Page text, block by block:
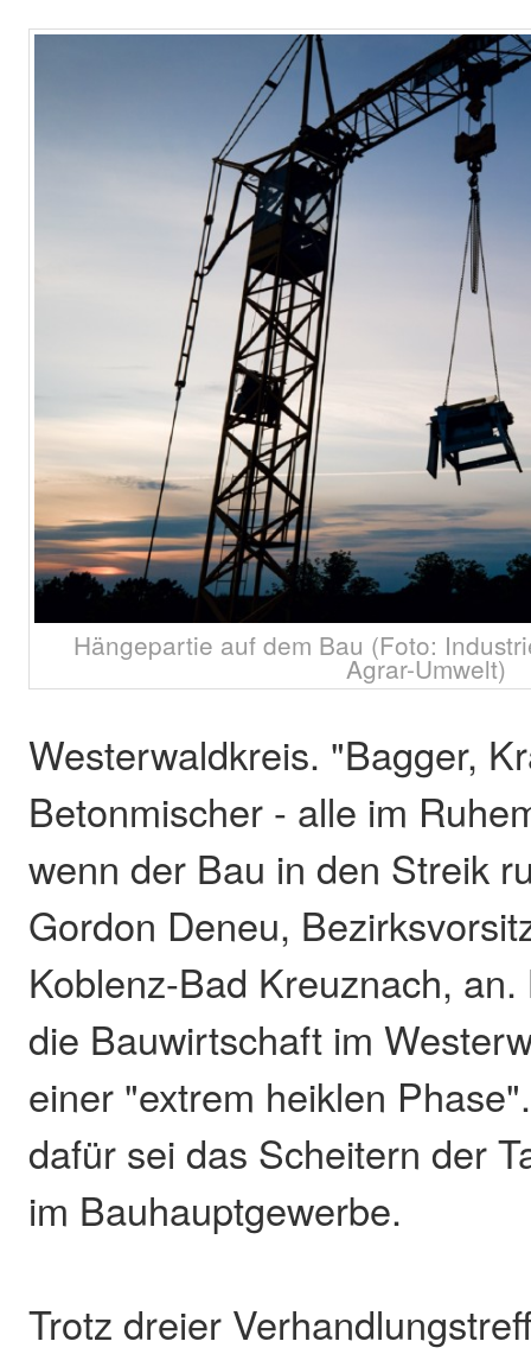
Hängepartie auf dem Bau (Foto:
Agrar-Umwelt)
Westerwaldkreis. "Bagger,
Betonmischer - alle im
wenn der Bau in den Streik
Gordon Deneu,
Koblenz-Bad Kreuznach,
die Bauwirtschaft im
einer "extrem heiklen
dafür sei das Scheitern der
im Bauhauptgewerbe.
Trotz dreier